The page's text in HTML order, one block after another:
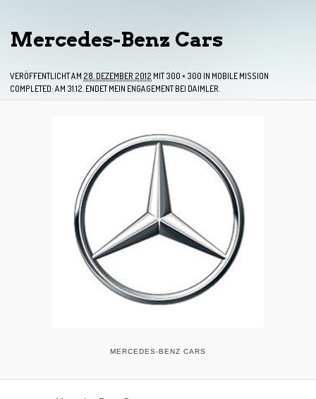
Mercedes-Benz Cars
VERÖFFENTLICHT AM 28. DEZEMBER 2012 MIT300 × 300 IN MOBILE MISSION
COMPLETED: AM 31.12. ENDET MEIN ENGAGEMENT BEI DAIMLER.
MERCEDES-BENZ CARS